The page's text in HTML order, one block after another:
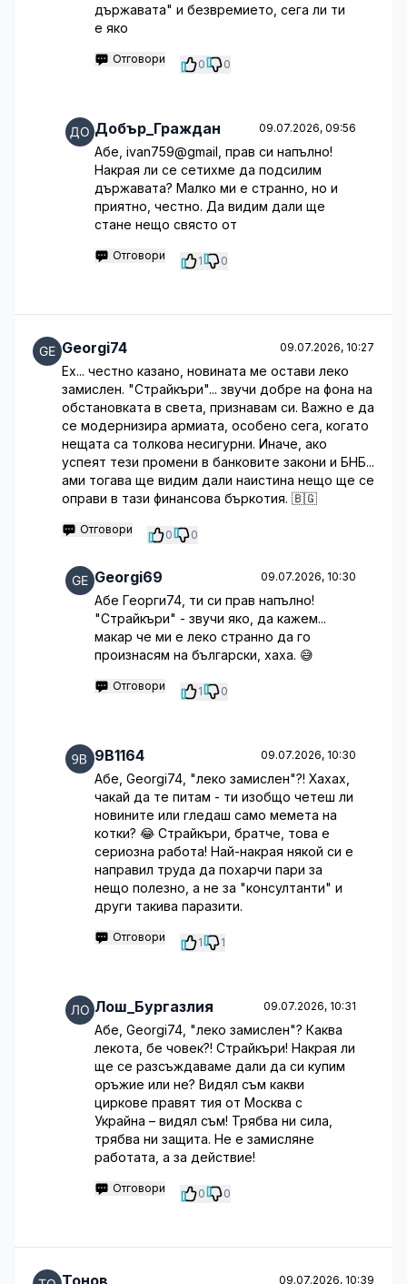
държавата" и безвремието, сега ли ти
е яко
Отговори 0 0
Добър_Граждан 09.07.2026, 09:56
Абе, ivan759@gmail, прав си напълно!
Накрая ли се сетихме да подсилим
държавата? Малко ми е странно, но и
приятно, честно. Да видим дали ще
стане нещо свясто от
Отговори 1 0
Georgi74 09.07.2026, 10:27
Ех... честно казано, новината ме остави леко
замислен. "Страйкъри"... звучи добре на фона на
обстановката в света, признавам си. Важно е да
се модернизира армиата, особено сега, когато
нещата са толкова несигурни. Иначе, ако
успеят тези промени в банковите закони и БНБ...
ами тогава ще видим дали наистина нещо ще се
оправи в тази финансова бъркотия. 🇧🇬
Отговори 0 0
Georgi69 09.07.2026, 10:30
Абе Георги74, ти си прав напълно!
"Страйкъри" - звучи яко, да кажем...
макар че ми е леко странно да го
произнасям на български, хаха. 😅
Отговори 1 0
9B1164 09.07.2026, 10:30
Абе, Georgi74, "леко замислен"?! Хахах,
чакай да те питам - ти изобщо четеш ли
новините или гледаш само мемета на
котки? 😂 Страйкъри, братче, това е
сериозна работа! Най-накрая някой си е
направил труда да похарчи пари за
нещо полезно, а не за "консултанти" и
други такива паразити.
Отговори 1 1
Лош_Бургазлия 09.07.2026, 10:31
Абе, Georgi74, "леко замислен"? Каква
лекота, бе човек?! Страйкъри! Накрая ли
ще се разсъждаваме дали да си купим
оръжие или не? Видял съм какви
циркове правят тия от Москва с
Украйна – видял съм! Трябва ни сила,
трябва ни защита. Не е замисляне
работата, а за действие!
Отговори 0 0
Тонов 09.07.2026, 10:39